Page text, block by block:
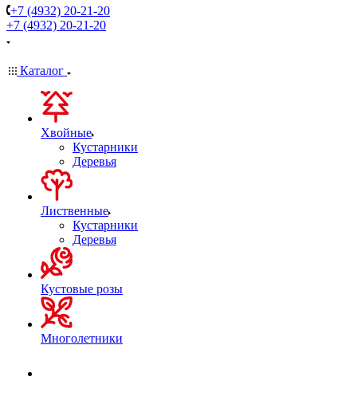
+7 (4932) 20-21-20
+7 (4932) 20-21-20
Каталог
Хвойные
Кустарники
Деревья
Лиственные
Кустарники
Деревья
Кустовые розы
Многолетники